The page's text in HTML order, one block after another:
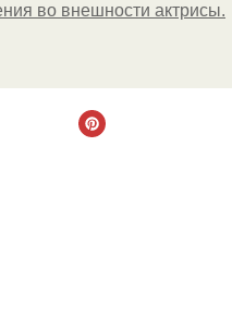
во внешности актрисы.